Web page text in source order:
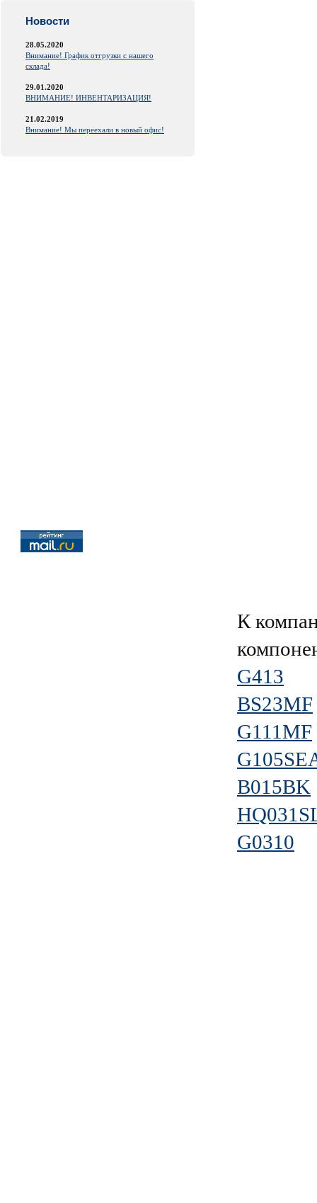
Новости
28.05.2020
Внимание! График отгрузки с нашего
склада!
29.01.2020
ВНИМАНИЕ! ИНВЕНТАРИЗАЦИЯ!
21.02.2019
Внимание! Мы переехали в новый офис!
К
G413
BS23MF
G111MF
B015BK
G0310